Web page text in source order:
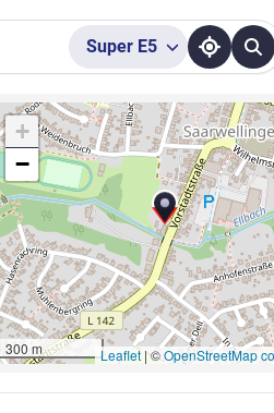
Super E5
+
−
300 m Leaflet |©OpenStreetMap